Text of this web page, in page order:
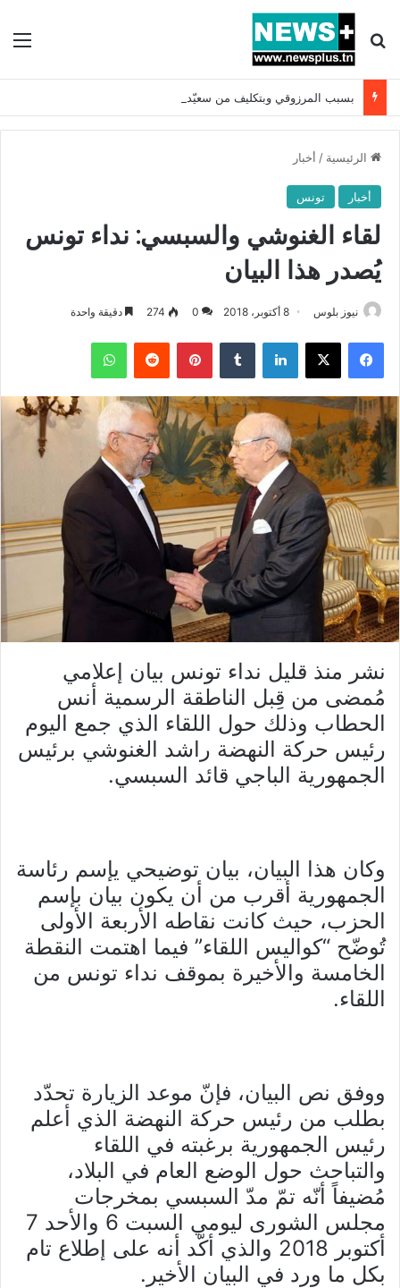
بحث عن
الرئيسية / أخبار
أخبار تونس
لقاء الغنوشي والسبسي: نداء تونس
يُصدر هذا البيان
نيوز بلوس 8 أكتوبر، 2018 0
274 دقيقة واحدة
فيسبوك X لينكدإن بينتيريست واتساب
نشر منذ قليل نداء تونس بيان إعلامي
مُمضى من قِبل الناطقة الرسمية أنس
الحطاب وذلك حول اللقاء الذي جمع اليوم
رئيس حركة النهضة راشد الغنوشي برئيس
الجمهورية الباجي قائد السبسي.
وكان هذا البيان، بيان توضيحي يإسم رئاسة
الجمهورية أقرب من أن يكون بيان بإسم
الحزب، حيث كانت نقاطه الأربعة الأولى
تُوضّح “كواليس اللقاء” فيما اهتمت النقطة
الخامسة والأخيرة بموقف نداء تونس من
اللقاء.
ووفق نص البيان، فإنّ موعد الزيارة تحدّد
بطلب من رئيس حركة النهضة الذي أعلم
رئيس الجمهورية برغبته في اللقاء
والتباحث حول الوضع العام في البلاد،
مُضيفاً أنّه تمّ مدّ السبسي بمخرجات
مجلس الشورى ليومي السبت 6 والأحد 7
أكتوبر 2018 والذي أكّد أنه على إطلاع تام
بكل ما ورد في البيان الأخير.